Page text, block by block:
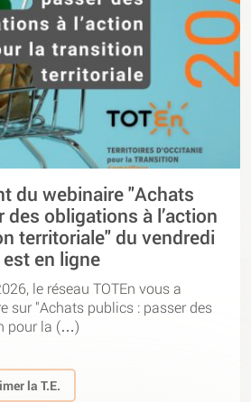
du webinaire "Achats
obligations à l’action
territoriale" du vendredi
en ligne
le réseau TOTEn vous a
sur "Achats publics : passer des
pour la (…)
la T.E.